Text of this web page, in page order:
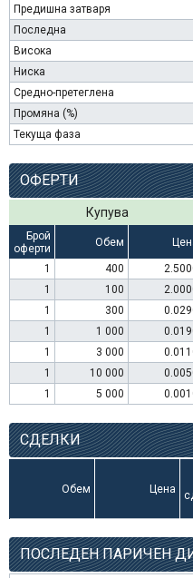
Предишна затваря
Последна
Висока
Ниска
Средно-претеглена
Промяна (%)
Текуща фаза
ОФЕРТИ
Купува
Брой
оферти
Обем
1
400
1
100
1
300
1
1 000
1
3 000
1
10 000
1
5 000
СДЕЛКИ
Обем Цена
ПОСЛЕДЕН ПАРИЧЕН